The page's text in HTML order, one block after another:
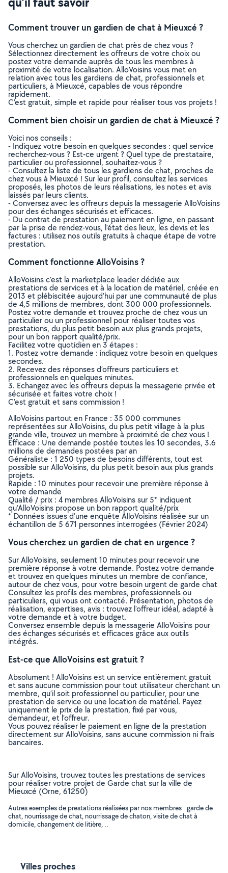
Comment trouver un gardien de chat à Mieuxcé ?
Vous cherchez un gardien de chat près de chez vous ?
Sélectionnez directement les offreurs de votre choix ou
postez votre demande auprès de tous les membres à
proximité de votre localisation. AlloVoisins vous met en
relation avec tous les gardiens de chat, professionnels et
particuliers, à Mieuxcé, capables de vous répondre
rapidement.
C’est gratuit, simple et rapide pour réaliser tous vos projets !
Comment bien choisir un gardien de chat à Mieuxcé ?
Voici nos conseils :
- Indiquez votre besoin en quelques secondes : quel service
recherchez-vous ? Est-ce urgent ? Quel type de prestataire,
particulier ou professionnel, souhaitez-vous ?
- Consultez la liste de tous les gardiens de chat, proches de
chez vous à Mieuxcé ! Sur leur profil, consultez les services
proposés, les photos de leurs réalisations, les notes et avis
laissés par leurs clients.
- Conversez avec les offreurs depuis la messagerie AlloVoisins
pour des échanges sécurisés et efficaces.
- Du contrat de prestation au paiement en ligne, en passant
par la prise de rendez-vous, l’état des lieux, les devis et les
factures : utilisez nos outils gratuits à chaque étape de votre
prestation.
Comment fonctionne AlloVoisins ?
AlloVoisins c’est la marketplace leader dédiée aux
prestations de services et à la location de matériel, créée en
2013 et plébiscitée aujourd’hui par une communauté de plus
de 4,5 millions de membres, dont 300 000 professionnels.
Postez votre demande et trouvez proche de chez vous un
particulier ou un professionnel pour réaliser toutes vos
prestations, du plus petit besoin aux plus grands projets,
pour un bon rapport qualité/prix.
Facilitez votre quotidien en 3 étapes :
1. Postez votre demande : indiquez votre besoin en quelques
secondes.
2. Recevez des réponses d’offreurs particuliers et
professionnels en quelques minutes.
3. Echangez avec les offreurs depuis la messagerie privée et
sécurisée et faites votre choix !
C’est gratuit et sans commission !
AlloVoisins partout en France : 35 000 communes
représentées sur AlloVoisins, du plus petit village à la plus
grande ville, trouvez un membre à proximité de chez vous !
Efficace : Une demande postée toutes les 10 secondes, 3.6
millions de demandes postées par an
Généraliste : 1 250 types de besoins différents, tout est
possible sur AlloVoisins, du plus petit besoin aux plus grands
projets.
Rapide : 10 minutes pour recevoir une première réponse à
votre demande
Qualité / prix : 4 membres AlloVoisins sur 5* indiquent
qu’AlloVoisins propose un bon rapport qualité/prix
* Données issues d’une enquête AlloVoisins réalisée sur un
échantillon de 5 671 personnes interrogées (Février 2024)
Vous cherchez un gardien de chat en urgence ?
Sur AlloVoisins, seulement 10 minutes pour recevoir une
première réponse à votre demande. Postez votre demande
et trouvez en quelques minutes un membre de confiance,
autour de chez vous, pour votre besoin urgent de garde chat
Consultez les profils des membres, professionnels ou
particuliers, qui vous ont contacté. Présentation, photos de
réalisation, expertises, avis : trouvez l'offreur idéal, adapté à
votre demande et à votre budget.
Conversez ensemble depuis la messagerie AlloVoisins pour
des échanges sécurisés et efficaces grâce aux outils
intégrés.
Est-ce que AlloVoisins est gratuit ?
Absolument ! AlloVoisins est un service entièrement gratuit
et sans aucune commission pour tout utilisateur cherchant un
membre, qu’il soit professionnel ou particulier, pour une
prestation de service ou une location de matériel. Payez
uniquement le prix de la prestation, fixé par vous,
demandeur, et l’offreur.
Vous pouvez réaliser le paiement en ligne de la prestation
directement sur AlloVoisins, sans aucune commission ni frais
bancaires.
Sur AlloVoisins, trouvez toutes les prestations de services
pour réaliser votre projet de Garde chat sur la ville de
Mieuxcé (Orne, 61250)
Autres exemples de prestations réalisées par nos membres : garde de
chat, nourrissage de chat, nourrissage de chaton, visite de chat à
domicile, changement de litière, ..
Villes proches